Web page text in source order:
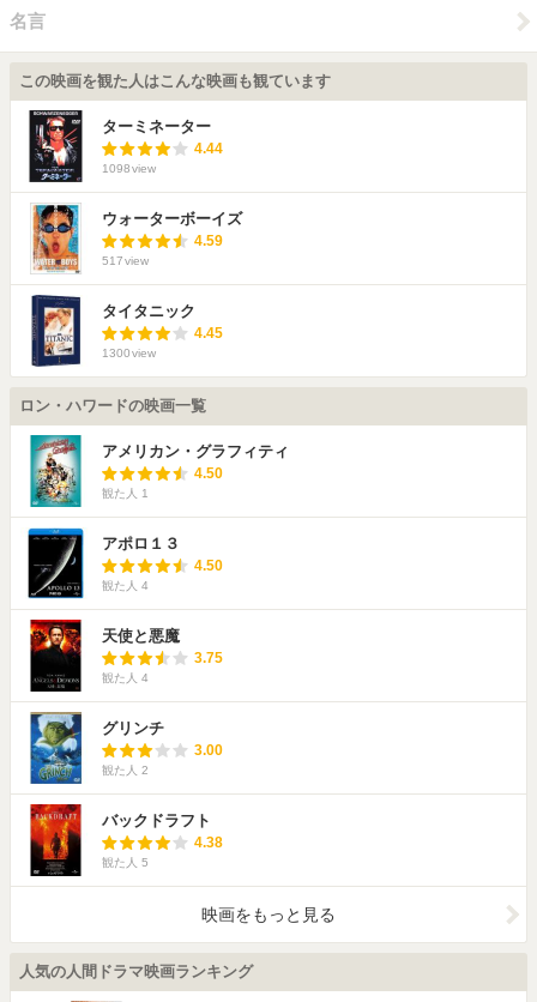
名言
この映画を観た人はこんな映画も観ています
ターミネーター
4.44
1098view
ウォーターボーイズ
4.59
517view
タイタニック
4.45
1300view
ロン・ハワードの映画一覧
アメリカン・グラフィティ
4.50
観た人 1
アポロ１３
4.50
観た人 4
天使と悪魔
3.75
観た人 4
グリンチ
3.00
観た人 2
バックドラフト
4.38
観た人 5
映画をもっと見る
人気の人間ドラマ映画ランキング